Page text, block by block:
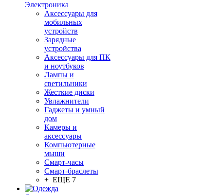
Электроника
Аксессуары для
мобильных
устройств
Зарядные
устройства
Аксессуары для ПК
и ноутбуков
Лампы и
светильники
Жесткие диски
Увлажнители
Гаджеты и умный
дом
Камеры и
аксессуары
Компьютерные
мыши
Смарт-часы
Смарт-браслеты
+ ЕЩЕ 7